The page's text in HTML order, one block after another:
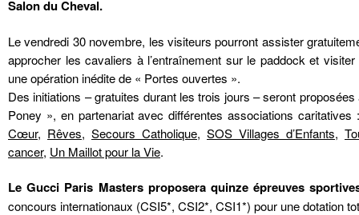
Salon du Cheval.
Le vendredi 30 novembre, les visiteurs pourront assister
approcher les cavaliers à l’entraînement sur le paddock et
une opération inédite de « Portes ouvertes ».
Des initiations – gratuites durant les trois jours – seront
Poney », en partenariat avec différentes associations
Cœur, Rêves, Secours Catholique, SOS Villages d’Enfants,
cancer, Un Maillot pour la Vie.
Le Gucci Paris Masters proposera quinze épreuves
concours internationaux (CSI5*, CSI2*, CSI1*) pour une dotation